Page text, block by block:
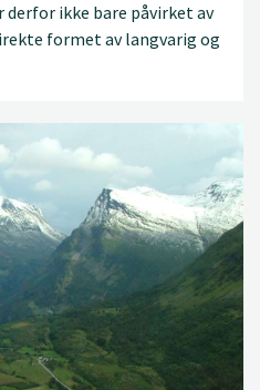
derfor ikke bare påvirket av
formet av langvarig og